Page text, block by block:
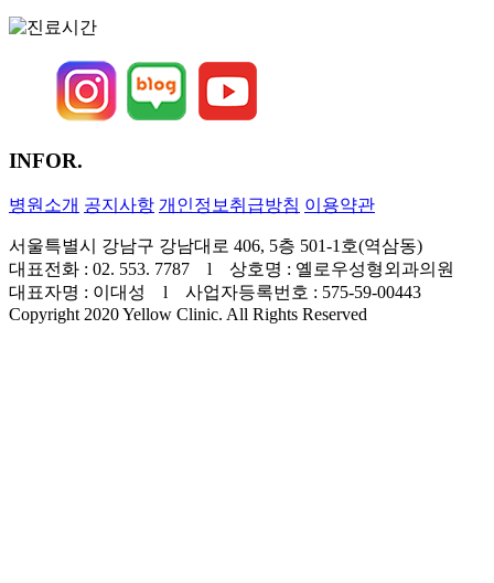
INFOR.
병원소개 공지사항 개인정보취급방침 이용약관
서울특별시 강남구 강남대로 406, 5층 501-1호(역삼동)
대표전화 : 02. 553. 7787 l 상호명 : 옐로우성형외과의원
대표자명 : 이대성 l 사업자등록번호 : 575-59-00443
Copyright 2020 Yellow Clinic. All Rights Reserved